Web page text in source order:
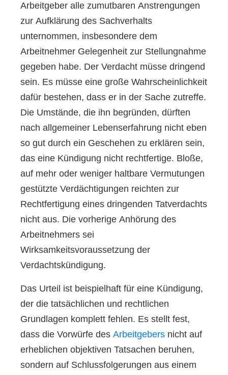
Arbeitgeber alle zumutbaren Anstrengungen
zur Aufklärung des Sachverhalts
unternommen, insbesondere dem
Arbeitnehmer Gelegenheit zur Stellungnahme
gegeben habe. Der Verdacht müsse dringend
sein. Es müsse eine große Wahrscheinlichkeit
dafür bestehen, dass er in der Sache zutreffe.
Die Umstände, die ihn begründen, dürften
nach allgemeiner Lebenserfahrung nicht eben
so gut durch ein Geschehen zu erklären sein,
das eine Kündigung nicht rechtfertige. Bloße,
auf mehr oder weniger haltbare Vermutungen
gestützte Verdächtigungen reichten zur
Rechtfertigung eines dringenden Tatverdachts
nicht aus. Die vorherige Anhörung des
Arbeitnehmers sei
Wirksamkeitsvoraussetzung der
Verdachtskündigung.
Das Urteil ist beispielhaft für eine Kündigung,
der die tatsächlichen und rechtlichen
Grundlagen komplett fehlen. Es stellt fest,
dass die Vorwürfe des Arbeitgebers nicht auf
erheblichen objektiven Tatsachen beruhen,
sondern auf Schlussfolgerungen aus einem